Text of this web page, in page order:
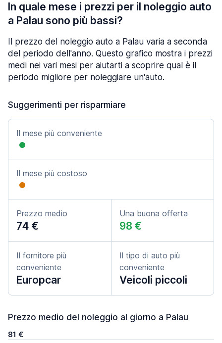
In quale mese i prezzi per il noleggio auto
a Palau sono più bassi?
Il prezzo del noleggio auto a Palau varia a seconda
del periodo dell'anno. Questo grafico mostra i prezzi
medi nei vari mesi per aiutarti a scoprire qual è il
periodo migliore per noleggiare un'auto.
Suggerimenti per risparmiare
Il mese più conveniente
Il mese più costoso
Prezzo medio
74 €
Una buona offerta
98 €
Il fornitore più
conveniente
Europcar
Il tipo di auto più
conveniente
Veicoli piccoli
Prezzo medio del noleggio al giorno a Palau
81 €